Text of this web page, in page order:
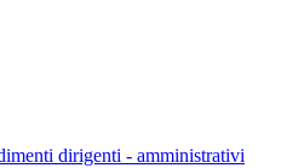
dirigenti - amministrativi